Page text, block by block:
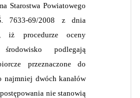
Starostwa Powiatowego
7633-69/2008 z dnia
iż procedurze oceny
podlegają
przeznaczone do
najmniej dwóch kanałów
nie stanowią